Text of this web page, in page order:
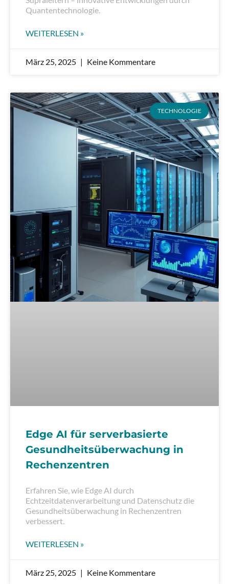
Quantentechnologie.
WEITERLESEN »
März 25, 2025 Keine Kommentare
TECHNOLOGIE
Edge AI für serverbasierte
Gesundheitsüberwachung in
Rechenzentren
Erfahren Sie, wie Edge AI durch
Echtzeitdatenverarbeitung und Datenschutz die
Gesundheitsüberwachung in Rechenzentren
verbessert.
WEITERLESEN »
März 25, 2025 Keine Kommentare